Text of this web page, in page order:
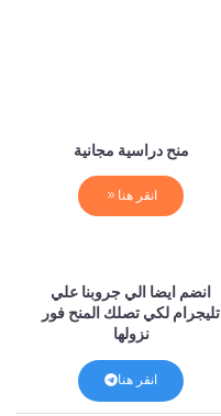
منح دراسية مجانية
انقر هنا
انضم ايضا الي جروبنا علي
تليجرام لكي تصلك المنح فور
نزولها
انقر هنا